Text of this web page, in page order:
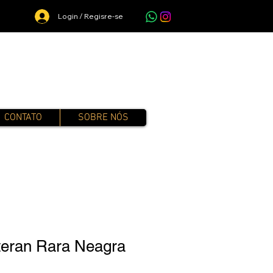
Login / Regisre-se
CONTATO SOBRE NÓS
Rara Neagra